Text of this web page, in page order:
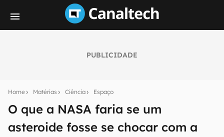
PUBLICIDADE
Home Matérias Ciência Espaço
O que a NASA faria se um
asteroide fosse se chocar com a
notícias e reviews sobre tecnologia em primeira
E-mail